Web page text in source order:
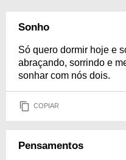
Sonho
Só quero dormir hoje e
abraçando, sorrindo e
sonhar com nós dois.
COPIAR
Pensamentos